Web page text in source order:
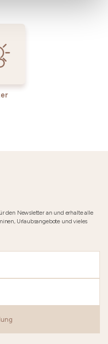
den Newsletter an und erhalte alle
Urlaubsangebote und vieles